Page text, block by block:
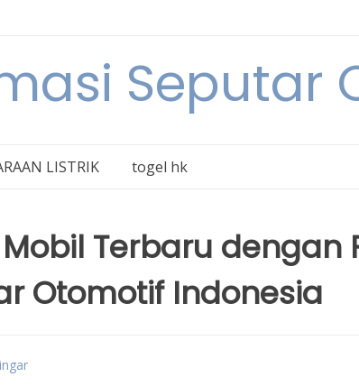
Seputar
LISTRIK togel hk
Terbaru dengan
Otomotif Indonesia